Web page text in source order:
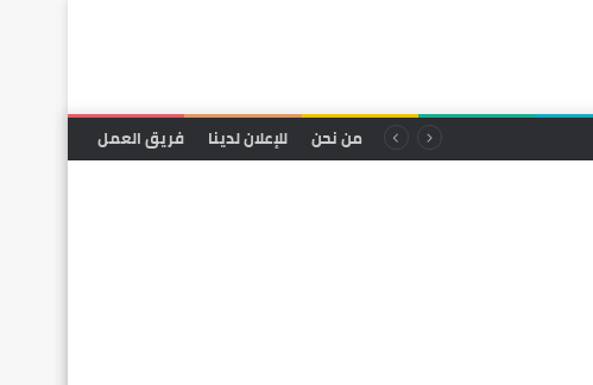
من نحن للإعلان لدينا فريق العمل